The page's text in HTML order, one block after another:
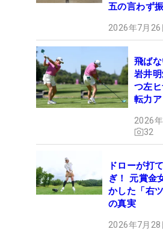
五の言わず
2026年7月
飛ば
岩井
つ左
転力
2026
32
ドローが打
ぎ！ 元賞金
かした「右
の真実
2026年7月